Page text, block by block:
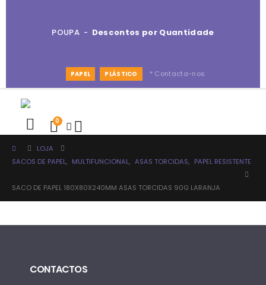
POUPA - Descontos por Quantidade
PAPEL PLÁSTICO * Contacta-nos
0
LOJA
SACOS DE PAPEL, MULTIFUNCIONAL, ASAS TORCIDAS, PAPEL RESISTENTE
SACO DE PAPEL 180X80X240MM ASAS TORCIDAS 90G LARANJA
CONTACTOS